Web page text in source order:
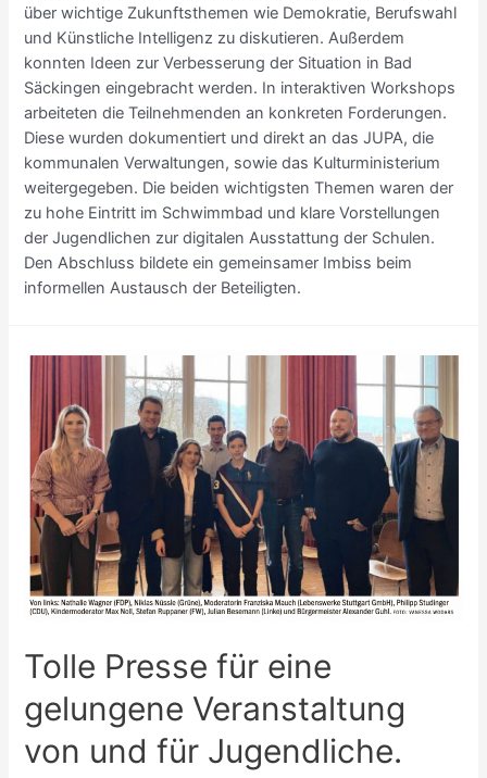
über wichtige Zukunftsthemen wie Demokratie, Berufswahl
und Künstliche Intelligenz zu diskutieren. Außerdem
konnten Ideen zur Verbesserung der Situation in Bad
Säckingen eingebracht werden. In interaktiven Workshops
arbeiteten die Teilnehmenden an konkreten Forderungen.
Diese wurden dokumentiert und direkt an das JUPA, die
kommunalen Verwaltungen, sowie das Kulturministerium
weitergegeben. Die beiden wichtigsten Themen waren der
zu hohe Eintritt im Schwimmbad und klare Vorstellungen
der Jugendlichen zur digitalen Ausstattung der Schulen.
Den Abschluss bildete ein gemeinsamer Imbiss beim
informellen Austausch der Beteiligten.
Tolle Presse für eine
gelungene Veranstaltung
von und für Jugendliche.